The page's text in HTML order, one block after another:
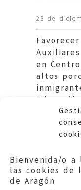
Bienvenida/o a
las cookies de
de Aragón
23 de
en
altos
del